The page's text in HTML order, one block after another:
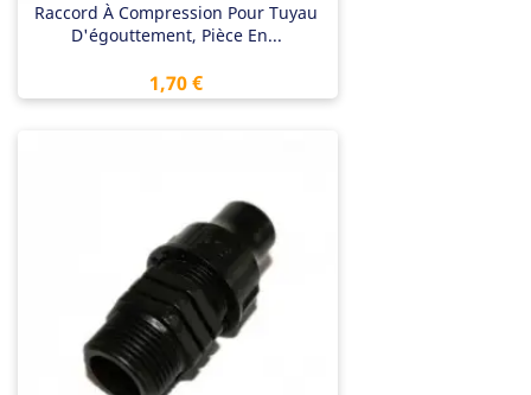
Raccord À Compression Pour Tuyau
D'égouttement, Pièce En...
Prix
1,70 €